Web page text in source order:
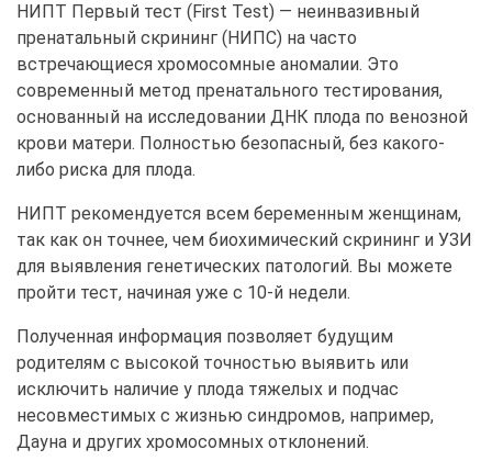
НИПТ Первый тест (First Test) — неинвазивный
пренатальный скрининг (НИПС) на часто
встречающиеся хромосомные аномалии. Это
современный метод пренатального тестирования,
основанный на исследовании ДНК плода по венозной
крови матери. Полностью безопасный, без какого-
либо риска для плода.
НИПТ рекомендуется всем беременным женщинам,
так как он точнее, чем биохимический скрининг и УЗИ
для выявления генетических патологий. Вы можете
пройти тест, начиная уже с 10-й недели.
Полученная информация позволяет будущим
родителям с высокой точностью выявить или
исключить наличие у плода тяжелых и подчас
несовместимых с жизнью синдромов, например,
Дауна и других хромосомных отклонений.